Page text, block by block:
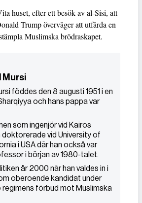
huset, efter ett besök av al-Sisi, att
Trump överväger att utfärda en
Muslimska brödraskapet.
Mursi
föddes den 8 augusti 1951 i en
och hans pappa var
som ingenjör vid Kairos
vid University of
i USA där han också var
i början av 1980-talet.
år 2000 när han valdes in i
oberoende kandidat under
regimens förbud mot Muslimska